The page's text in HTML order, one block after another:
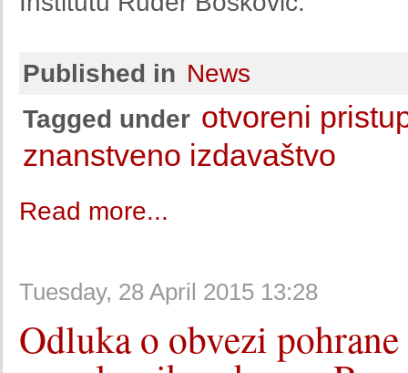
Published in News
Tagged under otvoreni
znanstveno izdavaštvo
Read more...
Tuesday, 28 April 2015 13:28
Odluka o obvezi